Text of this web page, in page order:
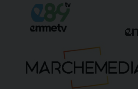
content